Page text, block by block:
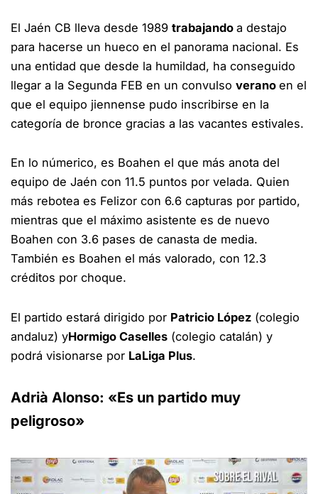
El Jaén CB lleva desde 1989 trabajando a destajo
para hacerse un hueco en el panorama nacional. Es
una entidad que desde la humildad, ha conseguido
llegar a la Segunda FEB en un convulso verano en el
que el equipo jiennense pudo inscribirse en la
categoría de bronce gracias a las vacantes estivales.
En lo númerico, es Boahen el que más anota del
equipo de Jaén con 11.5 puntos por velada. Quien
más rebotea es Felizor con 6.6 capturas por partido,
mientras que el máximo asistente es de nuevo
Boahen con 3.6 pases de canasta de media.
También es Boahen el más valorado, con 12.3
créditos por choque.
El partido estará dirigido por Patricio López (colegio
andaluz) yHormigo Caselles (colegio catalán) y
podrá visionarse por LaLiga Plus.
Adrià Alonso: «Es un partido muy
peligroso»